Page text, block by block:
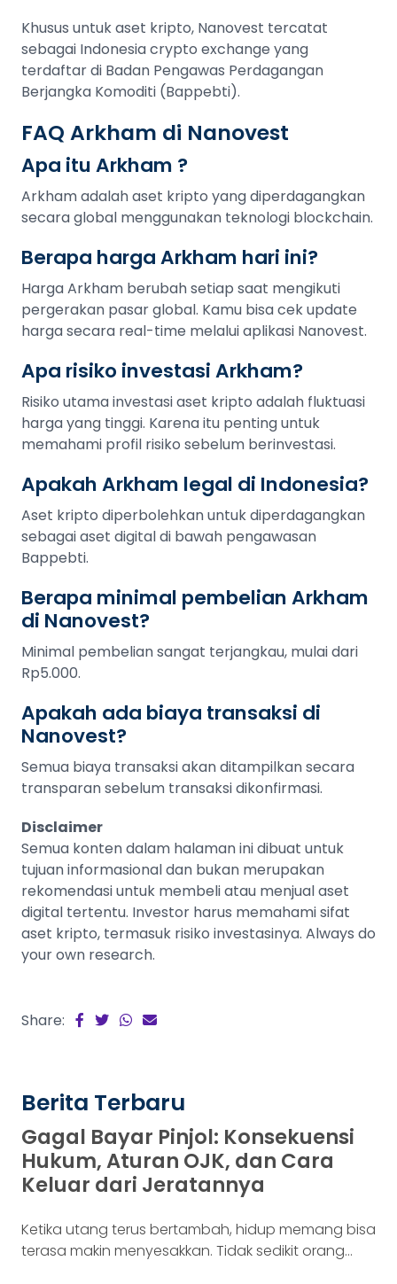
Khusus untuk aset kripto, Nanovest tercatat
sebagai Indonesia crypto exchange yang
terdaftar di Badan Pengawas Perdagangan
Berjangka Komoditi (Bappebti).
FAQ Arkham di Nanovest
Apa itu Arkham ?
Arkham adalah aset kripto yang diperdagangkan
secara global menggunakan teknologi blockchain.
Berapa harga Arkham hari ini?
Harga Arkham berubah setiap saat mengikuti
pergerakan pasar global. Kamu bisa cek update
harga secara real-time melalui aplikasi Nanovest.
Apa risiko investasi Arkham?
Risiko utama investasi aset kripto adalah fluktuasi
harga yang tinggi. Karena itu penting untuk
memahami profil risiko sebelum berinvestasi.
Apakah Arkham legal di Indonesia?
Aset kripto diperbolehkan untuk diperdagangkan
sebagai aset digital di bawah pengawasan
Bappebti.
Berapa minimal pembelian Arkham
di Nanovest?
Minimal pembelian sangat terjangkau, mulai dari
Rp5.000.
Apakah ada biaya transaksi di
Nanovest?
Semua biaya transaksi akan ditampilkan secara
transparan sebelum transaksi dikonfirmasi.
Disclaimer
Semua konten dalam halaman ini dibuat untuk
tujuan informasional dan bukan merupakan
rekomendasi untuk membeli atau menjual aset
digital tertentu. Investor harus memahami sifat
aset kripto, termasuk risiko investasinya. Always do
your own research.
Share:
Berita Terbaru
Gagal Bayar Pinjol: Konsekuensi
Hukum, Aturan OJK, dan Cara
Keluar dari Jeratannya
Ketika utang terus bertambah, hidup memang bisa
terasa makin menyesakkan. Tidak sedikit orang